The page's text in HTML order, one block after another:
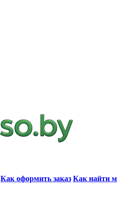
Как оформить заказ Как найти